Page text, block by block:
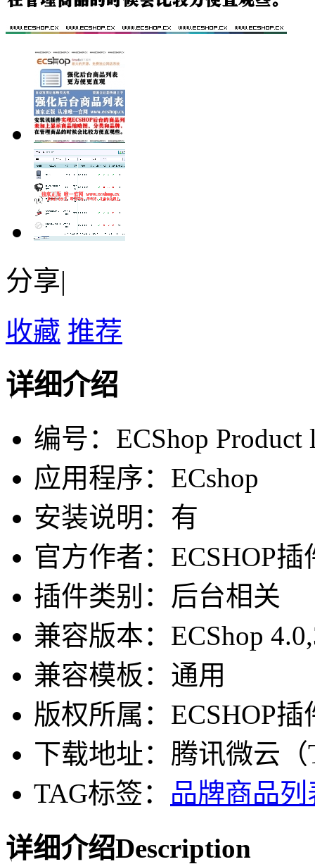
分享|
收藏 推荐
详细介绍
编号：ECShop Product
应用程序：ECshop
安装说明：有
官方作者：ECSHOP插
插件类别：后台相关
兼容版本：ECShop
兼容模板：通用
版权所属：ECSHOP插
下载地址：腾讯微云（
TAG标签： 品牌商品列
详细介绍Description